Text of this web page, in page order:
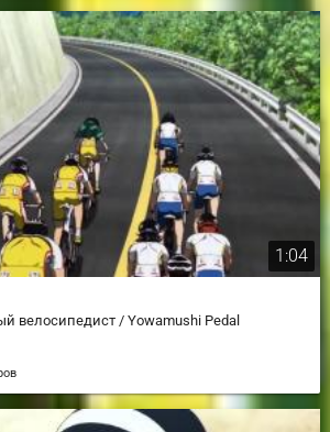
1:04
велосипедист / Yowamushi Pedal